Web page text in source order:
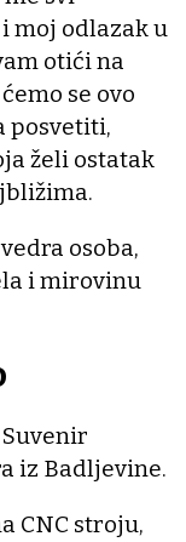
moj odlazak u
otići na
se ovo
posvetiti,
želi ostatak
osoba,
i mirovinu
iz Badljevine.
CNC stroju,